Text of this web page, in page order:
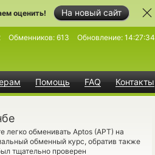
На новый сайт
оценить!
Помощь FAQ Контакты
Обменников: 613 Обновление: 14:27:34
обменивать Aptos (APT) на
обменный курс, обратив также
тщательно проверен